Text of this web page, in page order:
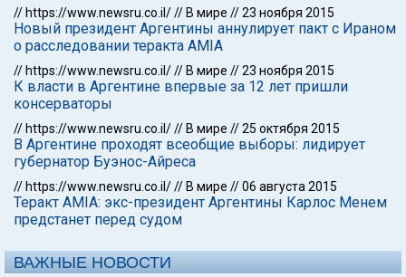
// https://www.newsru.co.il/// В мире //23 ноября 2015
Новый президент Аргентины аннулирует пакт с Ираном
о расследовании теракта AMIA
// https://www.newsru.co.il/// В мире //23 ноября 2015
К власти в Аргентине впервые за 12 лет пришли
консерваторы
// https://www.newsru.co.il/// В мире //25 октября 2015
В Аргентине проходят всеобщие выборы: лидирует
губернатор Буэнос-Айреса
// https://www.newsru.co.il/// В мире //06 августа 2015
Теракт AMIA: экс-президент Аргентины Карлос Менем
предстанет перед судом
ВАЖНЫЕ НОВОСТИ